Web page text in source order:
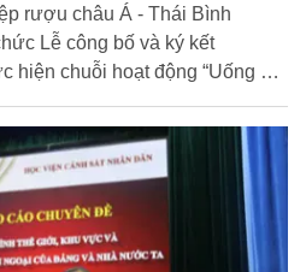
rượu châu Á - Thái Bình
Lễ công bố và ký kết
hiện chuỗi hoạt động “Uống có